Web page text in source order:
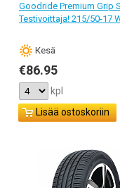
Erilaiset valmistajat
Alhaisessa ja
symmetristä
pyörien alta ja soveltuu
voidaan suositella
kulutuspinta on
suunnattu
siirtää tehokkaasti
Vaikka sellaiset renkaat
Goodride Premium Grip
Testivoittaja! 215/50-17
Кesä
€86.95
kpl
Lisää ostoskoriin